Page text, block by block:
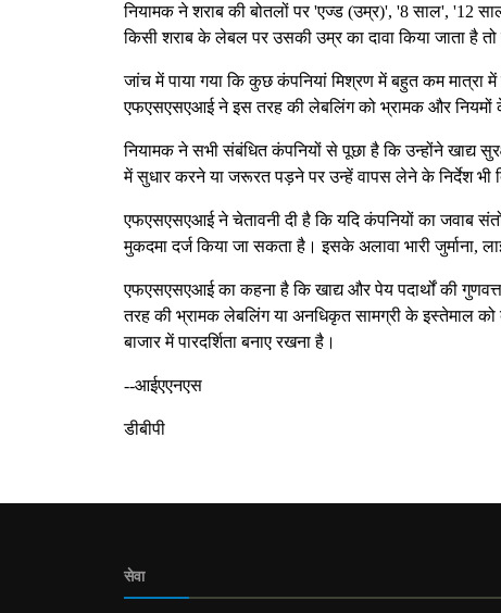
नियामक ने शराब की बोतलों पर 'एज्ड (उम्र)', '8 साल', '12
किसी शराब के लेबल पर उसकी उम्र का दावा किया जाता है
जांच में पाया गया कि कुछ कंपनियां मिश्रण में बहुत कम मात्रा में
एफएसएसएआई ने इस तरह की लेबलिंग को भ्रामक और नियमों
नियामक ने सभी संबंधित कंपनियों से पूछा है कि उन्होंने खाद्य
में सुधार करने या जरूरत पड़ने पर उन्हें वापस लेने के निर्देश भी
एफएसएसएआई ने चेतावनी दी है कि यदि कंपनियों का जवाब
मुकदमा दर्ज किया जा सकता है। इसके अलावा भारी जुर्माना,
एफएसएसएआई का कहना है कि खाद्य और पेय पदार्थों की
तरह की भ्रामक लेबलिंग या अनधिकृत सामग्री के इस्तेमाल को
बाजार में पारदर्शिता बनाए रखना है।
--आईएएनएस
डीबीपी
सेवा